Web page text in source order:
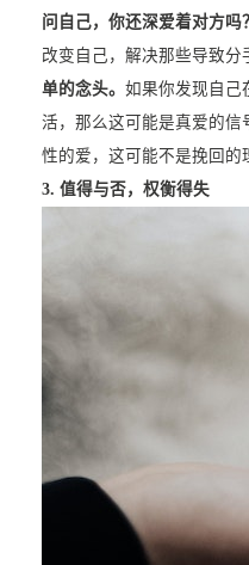
问自己，你还深爱着对方吗？
改变自己，解决那些导致分
单的念头。 如果你发现自己
活，那么这可能是真爱的信
性的爱，这可能不是挽回的
3. 值得与否，权衡得失